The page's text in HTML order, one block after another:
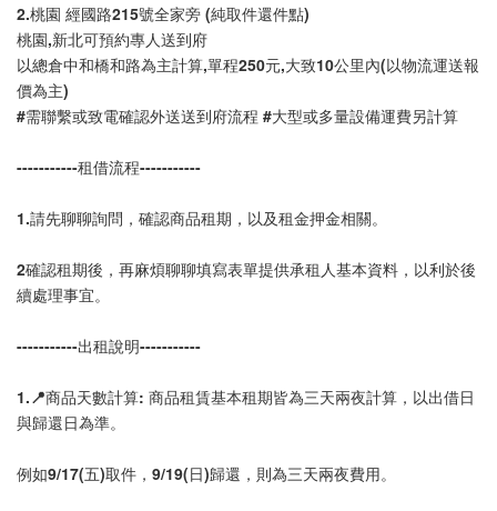
2.桃園 經國路215號全家旁 (純取件還件點)
桃園,新北可預約專人送到府
以總倉中和橋和路為主計算,單程250元,大致10公里內(以物流運送報
價為主)
#需聯繫或致電確認外送送到府流程 #大型或多量設備運費另計算
-----------租借流程-----------
1.請先聊聊詢問，確認商品租期，以及租金押金相關。
2確認租期後，再麻煩聊聊填寫表單提供承租人基本資料，以利於後
續處理事宜。
-----------出租說明-----------
1.📍商品天數計算: 商品租賃基本租期皆為三天兩夜計算，以出借日
與歸還日為準。
例如9/17(五)取件，9/19(日)歸還，則為三天兩夜費用。